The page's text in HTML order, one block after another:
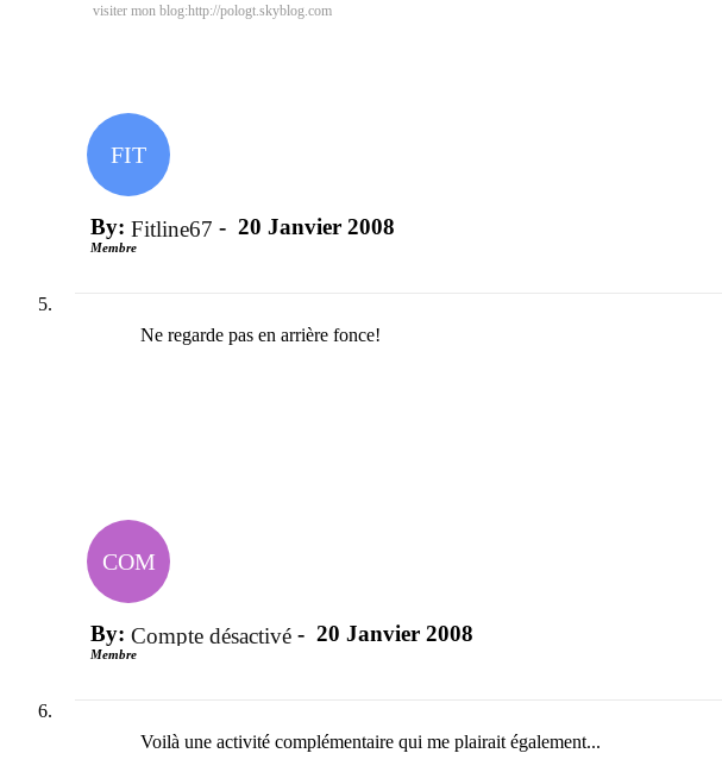
visiter mon blog:http://pologt.skyblog.com
FIT
By: Fitline67 - 20 Janvier 2008
Membre
Ne regarde pas en arrière fonce!
COM
By: Compte désactivé - 20 Janvier 2008
Membre
Voilà une activité complémentaire qui me plairait également...